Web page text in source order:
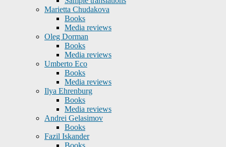
Marietta Chudakova
Books
Media reviews
Oleg Dorman
Books
Media reviews
Umberto Eco
Books
Media reviews
Ilya Ehrenburg
Books
Media reviews
Andrei Gelasimov
Books
Fazil Iskander
Books